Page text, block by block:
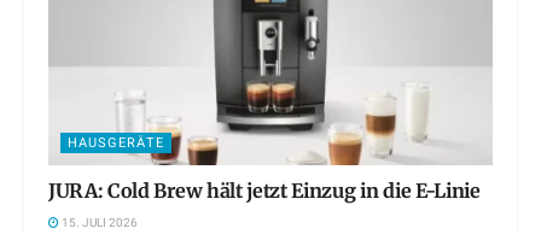
HAUSGERÄTE
JURA: Cold Brew hält jetzt Einzug in die E-Linie
15. JULI 2026